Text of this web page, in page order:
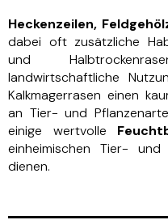
Heckenzeilen,
dabei oft zusätzliche
und
landwirtschaftliche
Kalkmagerrasen einen
an Tier- und
einige wertvolle
einheimischen Tier- und
dienen.